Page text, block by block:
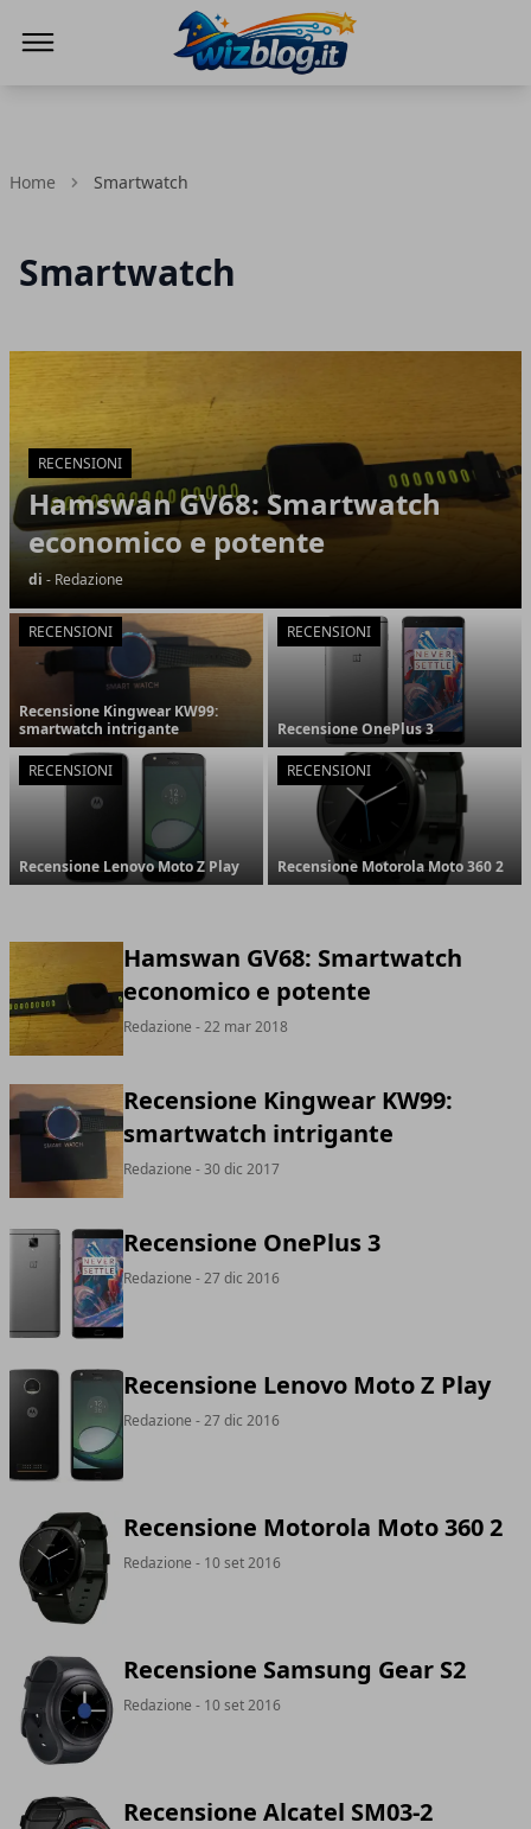
Home Smartwatch
Smartwatch
RECENSIONI
Hamswan GV68: Smartwatch
economico e potente
di - Redazione
RECENSIONI
Recensione Kingwear KW99:
smartwatch intrigante
RECENSIONI
Recensione OnePlus 3
RECENSIONI
Recensione Lenovo Moto Z Play
RECENSIONI
Recensione Motorola Moto 360 2
Hamswan GV68: Smartwatch
economico e potente
Redazione - 22 mar 2018
Recensione Kingwear KW99:
smartwatch intrigante
Redazione - 30 dic 2017
Recensione OnePlus 3
Redazione - 27 dic 2016
Recensione Lenovo Moto Z Play
Redazione - 27 dic 2016
Recensione Motorola Moto 360 2
Redazione - 10 set 2016
Recensione Samsung Gear S2
Redazione - 10 set 2016
Recensione Alcatel SM03-2